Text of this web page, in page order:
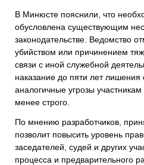
В Минюсте пояснили, что
обусловлена существующим
законодательстве. Ведомство
убийством или причинением
связи с иной служебной
наказание до пяти лет лишения
аналогичные угрозы
менее строго.
По мнению разработчиков,
позволит повысить уровень
заседателей, судей и других
процесса и предварительного